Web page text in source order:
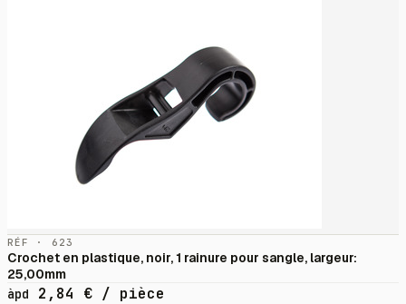
RÉF · 623
Crochet en plastique, noir, 1 rainure pour sangle, largeur:
25,00mm
àpd
2,84 € / pièce